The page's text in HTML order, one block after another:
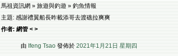
馬祖資訊網 » 旅遊與釣遊 » 釣魚情報
主題: 感謝禮翼船長昨載添哥去渡礁拉爽爽
作者: 網管 < >
由Ifeng Tsao發佈於2021年1月21日 星期四